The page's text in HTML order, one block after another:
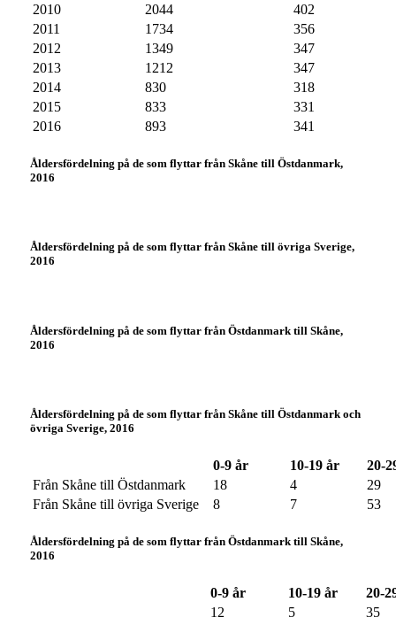
2010
2044
402
2011
1734
356
2012
1349
347
2013
1212
347
2014
830
318
2015
833
331
2016
893 341
Åldersfördelning på de som flyttar från Skåne till Östdanmark,
2016
Åldersfördelning på de som flyttar från Skåne till övriga Sverige,
2016
Åldersfördelning på de som flyttar från Östdanmark till Skåne,
2016
Åldersfördelning på de som flyttar från Skåne till Östdanmark och
övriga Sverige, 2016
0-9 år 10-19 år
20-
Från Skåne till Östdanmark
18 4
29
Från Skåne till övriga Sverige
8 7 53
Åldersfördelning på de som flyttar från Östdanmark till Skåne,
2016
0-9 år 10-19 år
20-
12
5 35